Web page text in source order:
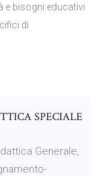
e bisogni educativi
di
SPECIALE
Generale,